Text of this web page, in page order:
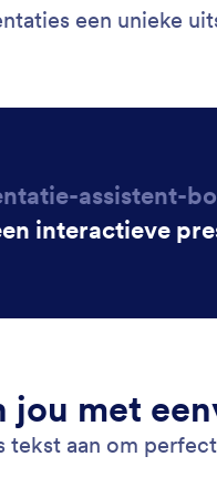
een unieke
assistent-
interactieve
met
aan om